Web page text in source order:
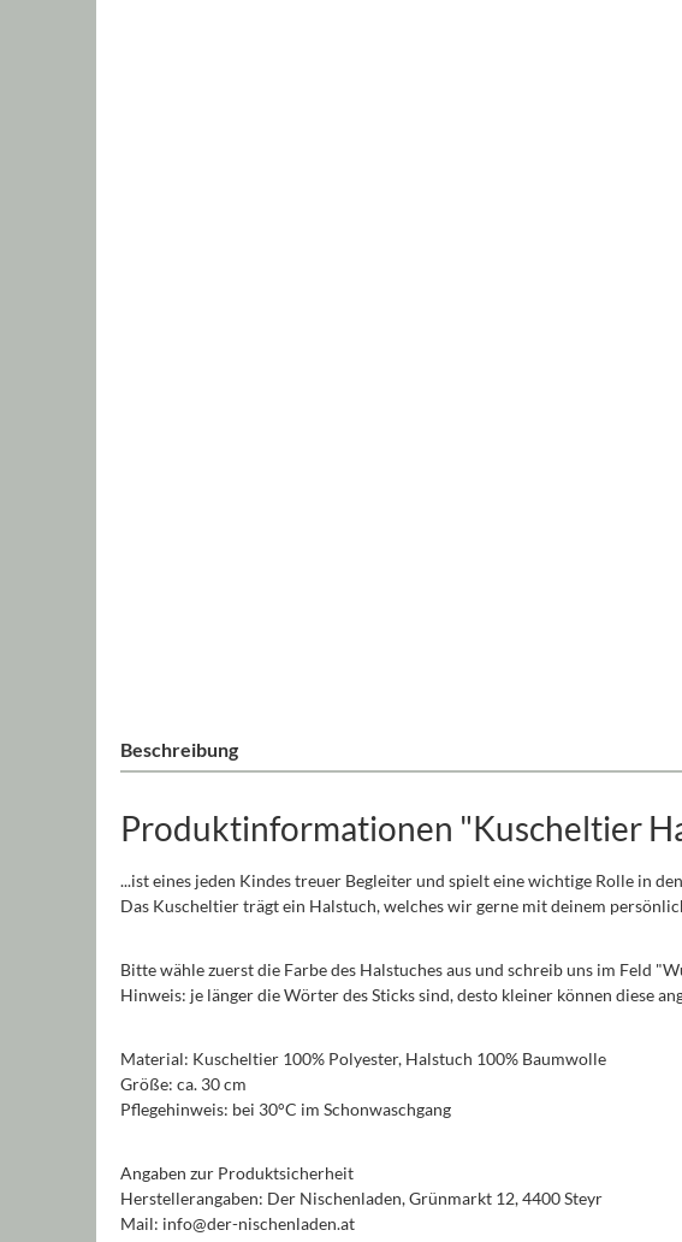
Beschreibung
Produktinformationen "Kuscheltier
...ist eines jeden Kindes treuer Begleiter und spielt eine wichtige Rolle in
Das Kuscheltier trägt ein Halstuch, welches wir gerne mit deinem
Bitte wähle zuerst die Farbe des Halstuches aus und schreib uns im Feld
Hinweis: je länger die Wörter des Sticks sind, desto kleiner können diese
Material: Kuscheltier 100% Polyester, Halstuch 100% Baumwolle
Größe: ca. 30 cm
Pflegehinweis: bei 30°C im Schonwaschgang
Angaben zur Produktsicherheit
Herstellerangaben: Der Nischenladen, Grünmarkt 12, 4400 Steyr
Mail: info@der-nischenladen.at